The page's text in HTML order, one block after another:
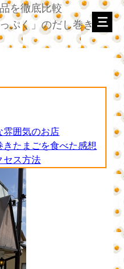
を徹底比較
ぷく」のだし巻きた
雰囲気のお店
たまごを食べた感想
セス方法